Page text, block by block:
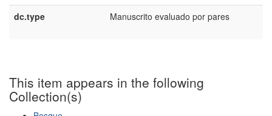
dc.type Manuscrito evaluado por pares
This item appears in the following
Collection(s)